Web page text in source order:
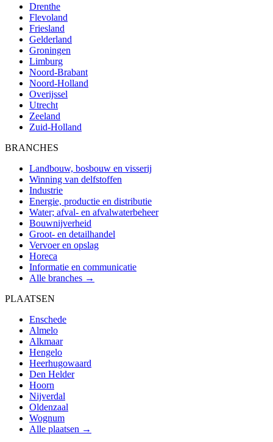
Drenthe
Flevoland
Friesland
Gelderland
Groningen
Limburg
Noord-Brabant
Noord-Holland
Overijssel
Utrecht
Zeeland
Zuid-Holland
BRANCHES
Landbouw, bosbouw en visserij
Winning van delfstoffen
Industrie
Energie, productie en distributie
Water; afval- en afvalwaterbeheer
Bouwnijverheid
Groot- en detailhandel
Vervoer en opslag
Horeca
Informatie en communicatie
Alle branches →
PLAATSEN
Enschede
Almelo
Alkmaar
Hengelo
Heerhugowaard
Den Helder
Hoorn
Nijverdal
Oldenzaal
Wognum
Alle plaatsen →